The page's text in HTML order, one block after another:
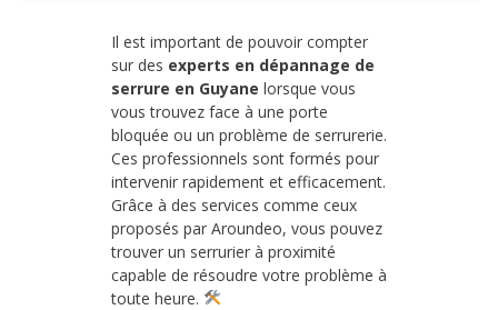
Il est important de pouvoir compter
sur des experts en dépannage de
serrure en Guyane lorsque vous
vous trouvez face à une porte
bloquée ou un problème de serrurerie.
Ces professionnels sont formés pour
intervenir rapidement et efficacement.
Grâce à des services comme ceux
proposés par Aroundeo, vous pouvez
trouver un serrurier à proximité
capable de résoudre votre problème à
toute heure.